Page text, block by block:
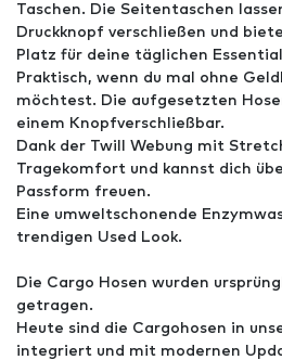
Taschen. Die Seitentaschen
Druckknopf verschließen und
Platz für deine täglichen
Praktisch, wenn du mal ohne
möchtest. Die aufgesetzten
einem Knopfverschließbar.
Dank der Twill Webung mit
Tragekomfort und kannst dich
Passform freuen.
Eine umweltschonende
trendigen Used Look.
Die Cargo Hosen wurden
getragen.
Heute sind die Cargohosen in
integriert und mit modernen